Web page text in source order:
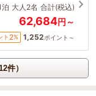
泊 大人2名 合計(税込)
62,684円～
ト 2% 1,252ポイント～
件）